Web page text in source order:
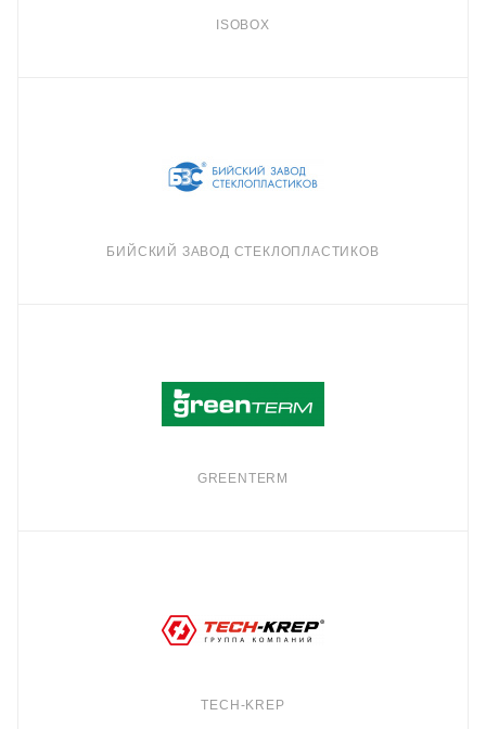
ISOBOX
БИЙСКИЙ ЗАВОД СТЕКЛОПЛАСТИКОВ
GREENTERM
TECH-KREP